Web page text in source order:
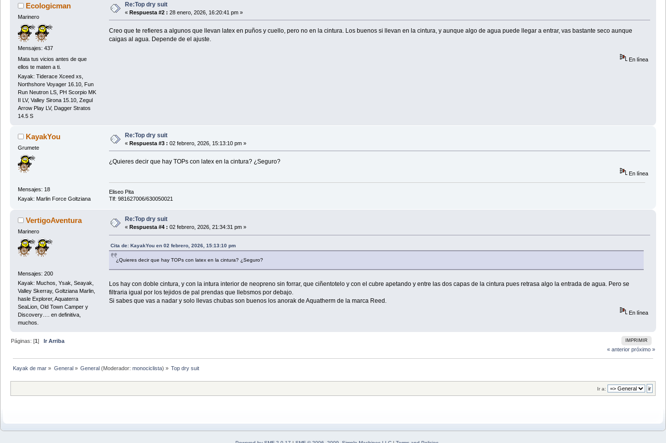
Ecologicman
Marinero
Mensajes: 437
Mata tus vicios antes de que
ellos te maten a ti.
Kayak: Tiderace Xceed xs,
Northshore Voyager 16.10, Fun
Run Neutron LS, PH Scorpio MK
II LV, Valley Sirona 15.10, Zegul
Arrow Play LV, Dagger Stratos
14.5 S
Re:Top dry suit
« Respuesta #2 : 28 enero, 2026, 16:20:41 pm »
Creo que te refieres a algunos que llevan latex en puños y cuello, pero no en la cintura. Los buenos si llevan en la cintura, y aunque algo de agua puede llegar a entrar, vas bastante seco aunque
caigas al agua. Depende de el ajuste.
En línea
KayakYou
Grumete
Mensajes: 18
Kayak: Marlin Force Goltziana
Re:Top dry suit
« Respuesta #3 : 02 febrero, 2026, 15:13:10 pm »
¿Quieres decir que hay TOPs con latex en la cintura? ¿Seguro?
En línea
Eliseo Pita
Tlf: 981627006/630050021
VertigoAventura
Marinero
Mensajes: 200
Kayak: Muchos, Ysak, Seayak,
Valley Skerray, Goltziana Marlin,
hasle Explorer, Aquaterra
SeaLion, Old Town Camper y
Discovery…. en definitiva,
muchos.
Re:Top dry suit
« Respuesta #4 : 02 febrero, 2026, 21:34:31 pm »
Cita de: KayakYou en 02 febrero, 2026, 15:13:10 pm
¿Quieres decir que hay TOPs con latex en la cintura? ¿Seguro?
Los hay con doble cintura, y con la intura interior de neopreno sin forrar, que ciñentotelo y con el cubre apetando y entre las dos capas de la cintura pues retrasa algo la entrada de agua. Pero se
filtraria igual por los tejidos de pal prendas que llebsmos por debajo.
Si sabes que vas a nadar y solo llevas chubas son buenos los anorak de Aquatherm de la marca Reed.
En línea
IMPRIMIR
Páginas: [1]Ir Arriba
« anterior próximo »
Kayak de mar » General» General(Moderador: monociclista) » Top dry suit
Ir a: